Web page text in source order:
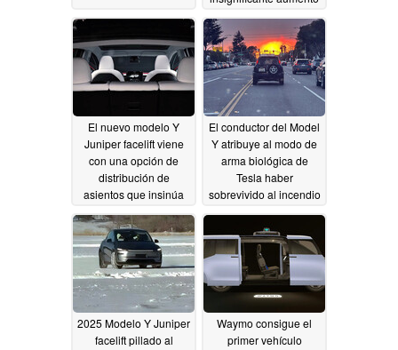
de la autonomía
01/10/2025
El nuevo modelo Y
Juniper facelift viene
con una opción de
distribución de
asientos que insinúa
configuraciones de
seis y siete plazas
01/10/2025
El conductor del Model
Y atribuye al modo de
arma biológica de
Tesla haber
sobrevivido al incendio
de Palisades en Los
Ángeles aunque el olor
a humo habría pasado
de largo01/09/2025
2025 Modelo Y Juniper
facelift pillado al
Waymo consigue el
primer vehículo